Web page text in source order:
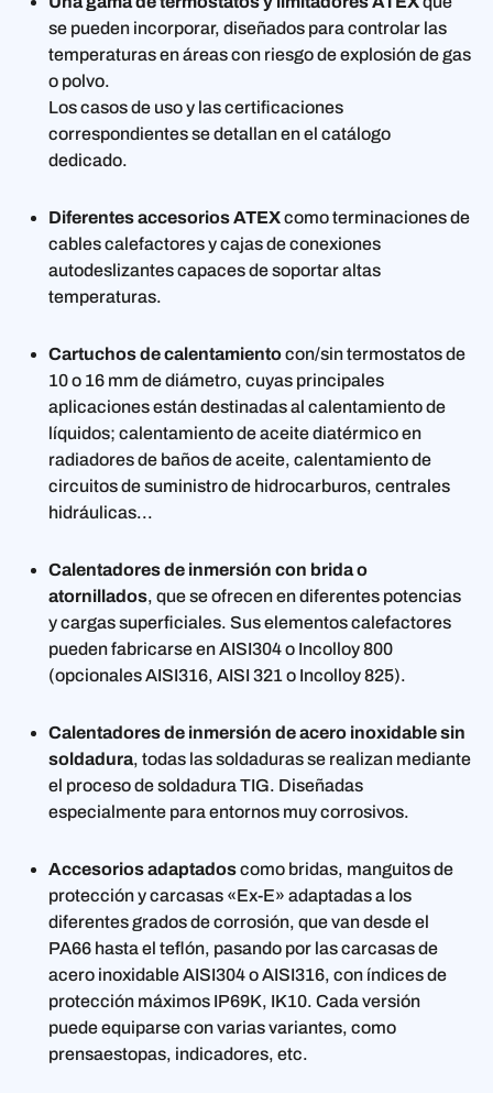
se pueden incorporar, diseñados para controlar las
temperaturas en áreas con riesgo de explosión de gas
o polvo.
Los casos de uso y las certificaciones
correspondientes se detallan en el catálogo
dedicado.
Diferentes accesorios ATEXcomo terminaciones de
cables calefactores y cajas de conexiones
autodeslizantes capaces de soportar altas
temperaturas.
Cartuchos de calentamientocon/sin termostatos de
10 o 16 mm de diámetro, cuyas principales
aplicaciones están destinadas al calentamiento de
líquidos; calentamiento de aceite diatérmico en
radiadores de baños de aceite, calentamiento de
circuitos de suministro de hidrocarburos, centrales
hidráulicas...
Calentadores de inmersión con brida o
atornillados, que se ofrecen en diferentes potencias
y cargas superficiales. Sus elementos calefactores
pueden fabricarse en AISI304 o Incolloy 800
(opcionales AISI316, AISI 321 o Incolloy 825).
Calentadores de inmersión de acero inoxidable sin
soldadura, todas las soldaduras se realizan mediante
el proceso de soldadura TIG. Diseñadas
especialmente para entornos muy corrosivos.
Accesorios adaptadoscomo bridas, manguitos de
protección y carcasas «Ex-E» adaptadas a los
diferentes grados de corrosión, que van desde el
PA66 hasta el teflón, pasando por las carcasas de
acero inoxidable AISI304 o AISI316, con índices de
protección máximos IP69K, IK10. Cada versión
puede equiparse con varias variantes, como
prensaestopas, indicadores, etc.